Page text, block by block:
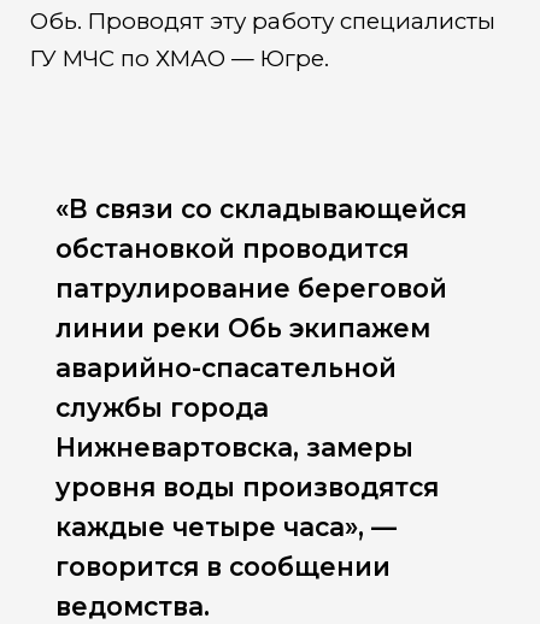
Обь. Проводят эту работу специалисты
ГУ МЧС по ХМАО — Югре.
«В связи со складывающейся
обстановкой проводится
патрулирование береговой
линии реки Обь экипажем
аварийно-спасательной
службы города
Нижневартовска, замеры
уровня воды производятся
каждые четыре часа», —
говорится в сообщении
ведомства.